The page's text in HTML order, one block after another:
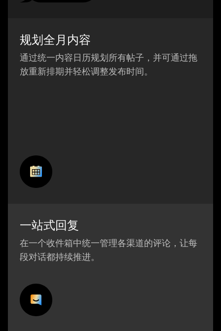
规划全月内容
通过统一内容日历规划所有帖子，并可通过拖
放重新排期并轻松调整发布时间。
一站式回复
在一个收件箱中统一管理各渠道的评论，让每
段对话都持续推进。